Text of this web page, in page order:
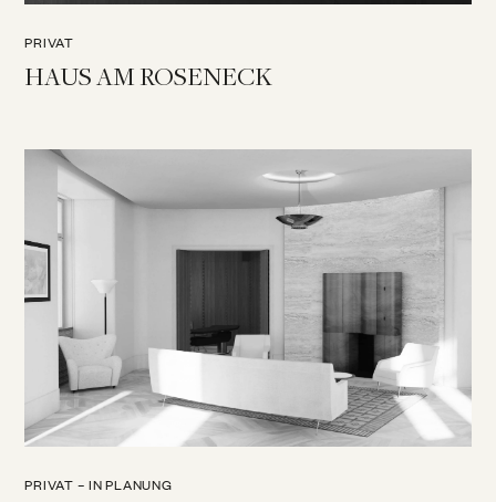
PRIVAT
HAUS AM ROSENECK
PRIVAT – IN PLANUNG